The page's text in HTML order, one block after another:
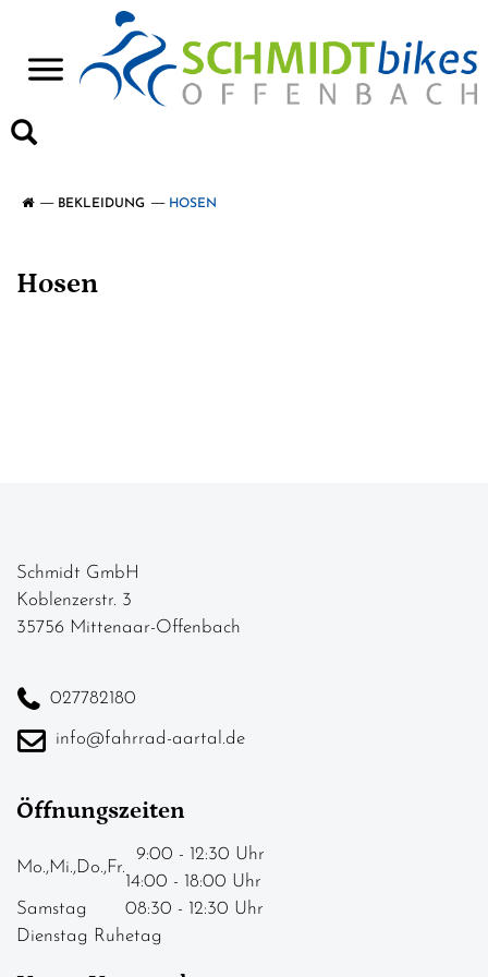
BEKLEIDUNG HOSEN
Hosen
Schmidt GmbH
Koblenzerstr. 3
35756 Mittenaar-Offenbach
027782180
info@fahrrad-aartal.de
Öffnungszeiten
Mo.,Mi.,Do.,Fr.
9:00 - 12:30 Uhr
14:00 - 18:00 Uhr
Samstag
08:30 - 12:30 Uhr
Dienstag Ruhetag